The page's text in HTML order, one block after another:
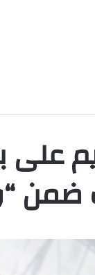
على
ضمن